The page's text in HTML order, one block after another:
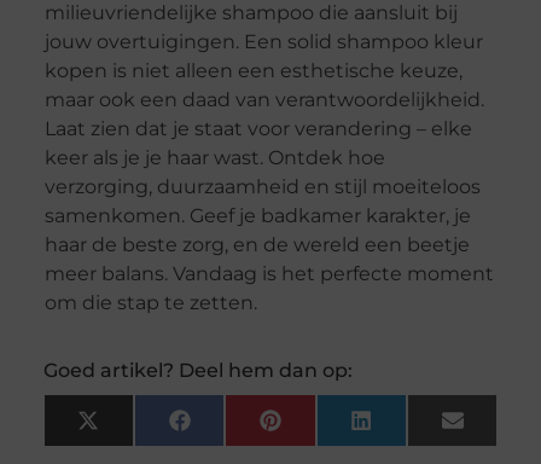
milieuvriendelijke shampoo die aansluit bij
jouw overtuigingen. Een solid shampoo kleur
kopen is niet alleen een esthetische keuze,
maar ook een daad van verantwoordelijkheid.
Laat zien dat je staat voor verandering – elke
keer als je je haar wast. Ontdek hoe
verzorging, duurzaamheid en stijl moeiteloos
samenkomen. Geef je badkamer karakter, je
haar de beste zorg, en de wereld een beetje
meer balans. Vandaag is het perfecte moment
om die stap te zetten.
Goed artikel? Deel hem dan op:
X
(Twitter)
FacebookPinterestLinkedInEmail